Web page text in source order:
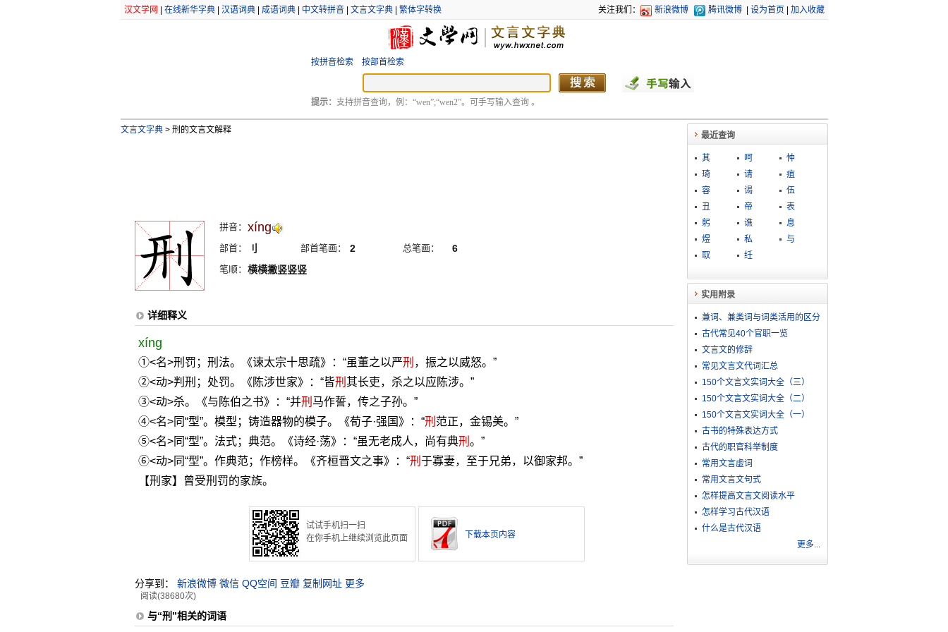
汉文学网 在线新华字典| 汉语词典| 成语词典| 中文转拼音| 文言文字典| 繁体字转换 关注我们： 新浪微博 腾讯微博 设为首页 加入收藏
按拼音检索 按部首检索
提示： 支持拼音查询，例：“wen”;“wen2”。可手写输入查询 。
文言文字典 >刑的文言文解释
拼音： xíng
部首： 刂 部首笔画： 2 总笔画： 6
笔顺： 横横撇竖竖竖
详细释义
xíng
①<名>刑罚；刑法。《谏太宗十思疏》：“虽董之以严刑 ，振之以威怒。”
②<动>判刑；处罚。《陈涉世家》：“皆刑 其长吏，杀之以应陈涉。”
③<动>杀。《与陈伯之书》：“并刑 马作誓，传之子孙。”
④<名>同“型”。模型；铸造器物的模子。《荀子·强国》：“刑 范正，金锡美。”
⑤<名>同“型”。法式；典范。《诗经·荡》：“虽无老成人，尚有典刑 。”
⑥<动>同“型”。作典范；作榜样。《齐桓晋文之事》：“刑 于寡妻，至于兄弟，以御家邦。”
【刑家】曾受刑罚的家族。
试试手机扫一扫
在你手机上继续浏览此页面
下载本页内容
分享到： 新浪微博 微信 QQ空间 豆瓣 复制网址 更多
阅读(38680次)
与“刑”相关的词语
最近查询
其 呵
忡
琦
请
疽
容
谒
伍
丑
帝
表
躬
谯
息
煜
私
与
取
纴
实用附录
兼词、兼类词与词类活用的区分
古代常见40个官职一览
文言文的修辞
常见文言文代词汇总
150个文言文实词大全（三）
150个文言文实词大全（二）
150个文言文实词大全（一）
古书的特殊表达方式
古代的职官科举制度
常用文言虚词
常用文言文句式
怎样提高文言文阅读水平
怎样学习古代汉语
什么是古代汉语
更多...